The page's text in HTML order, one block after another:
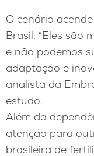
O cenário
Brasil. “Eles são
e não podemos
adaptação e
analista da
estudo.
Além da
atenção para
brasileira de